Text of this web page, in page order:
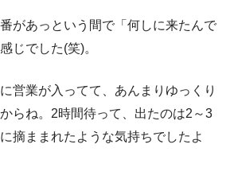
があっという間で「何しに来たんで
じでした(笑)。
営業が入ってて、あんまりゆっくり
らね。2時間待って、出たのは2～3
摘ままれたような気持ちでしたよ